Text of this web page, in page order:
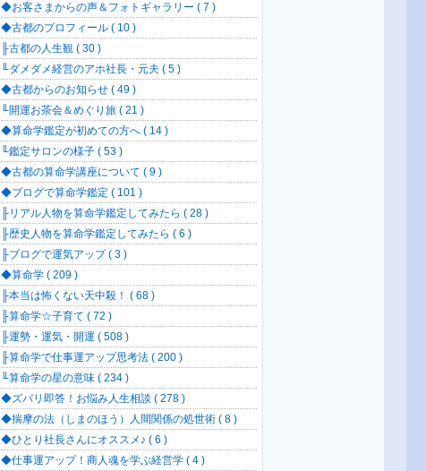
◆お客さまからの声＆フォトギャラリー ( 7 )
◆古都のプロフィール ( 10 )
╟古都の人生観 ( 30 )
╙ダメダメ経営のアホ社長・元夫 ( 5 )
◆古都からのお知らせ ( 49 )
╙開運お茶会＆めぐり旅 ( 21 )
◆算命学鑑定が初めての方へ ( 14 )
╙鑑定サロンの様子 ( 53 )
◆古都の算命学講座について ( 9 )
◆ブログで算命学鑑定 ( 101 )
╟リアル人物を算命学鑑定してみたら ( 28 )
╟歴史人物を算命学鑑定してみたら ( 6 )
╟ブログで運気アップ ( 3 )
◆算命学 ( 209 )
╟本当は怖くない天中殺！ ( 68 )
╟算命学☆子育て ( 72 )
╟運勢・運気・開運 ( 508 )
╟算命学で仕事運アップ思考法 ( 200 )
╙算命学の星の意味 ( 234 )
◆ズバリ即答！お悩み人生相談 ( 278 )
◆揣摩の法（しまのほう）人間関係の処世術 ( 8 )
◆ひとり社長さんにオススメ♪ ( 6 )
◆仕事運アップ！商人魂を学ぶ経営学 ( 4 )